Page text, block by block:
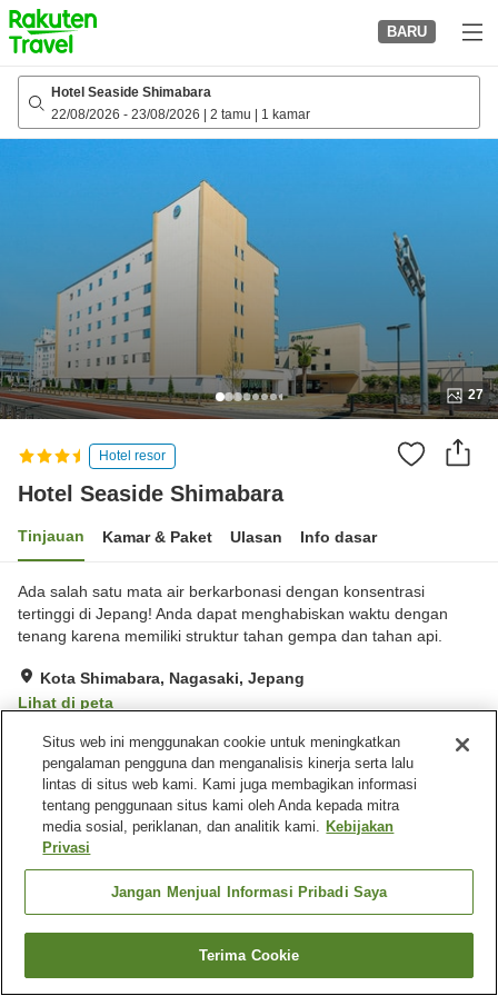
to
top
page
BARU
Hotel Seaside Shimabara
22/08/2026 - 23/08/2026 2 tamu 1 kamar
27
Hotel resor
Hotel Seaside Shimabara
Tinjauan Kamar & Paket Ulasan Info dasar
Ada salah satu mata air berkarbonasi dengan konsentrasi
tertinggi di Jepang! Anda dapat menghabiskan waktu dengan
tenang karena memiliki struktur tahan gempa dan tahan api.
Kota Shimabara, Nagasaki, Jepang
Lihat di peta
Hebat Ulasan:326
Fasilitas properti
Tempat parkir
Sauna
Spa / Salon kecantikan
Beranda Jepang Nagasaki
Kota Shimabara
Hotel Seaside Shimabara
Cari kamar
Situs web ini menggunakan cookie untuk meningkatkan
pengalaman pengguna dan menganalisis kinerja serta lalu
lintas di situs web kami. Kami juga membagikan informasi
tentang penggunaan situs kami oleh Anda kepada mitra
media sosial, periklanan, dan analitik kami. Kebijakan
Privasi
Jangan Menjual Informasi Pribadi Saya
Terima Cookie